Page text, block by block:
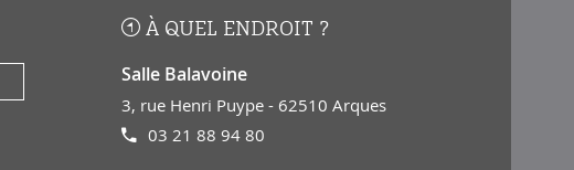
À QUEL ENDROIT ?
Salle Balavoine
3, rue Henri Puype - 62510 Arques
03 21 88 94 80